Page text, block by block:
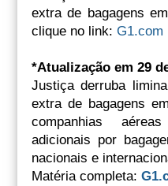
extra de bagagens
clique no link: G1.com
*Atualização em 29
Justiça derruba
extra de bagagens
companhias
adicionais por
nacionais e
Matéria completa: